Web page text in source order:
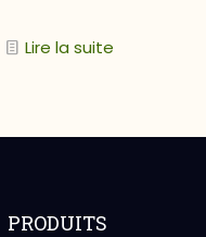
Lire la suite
PRODUITS